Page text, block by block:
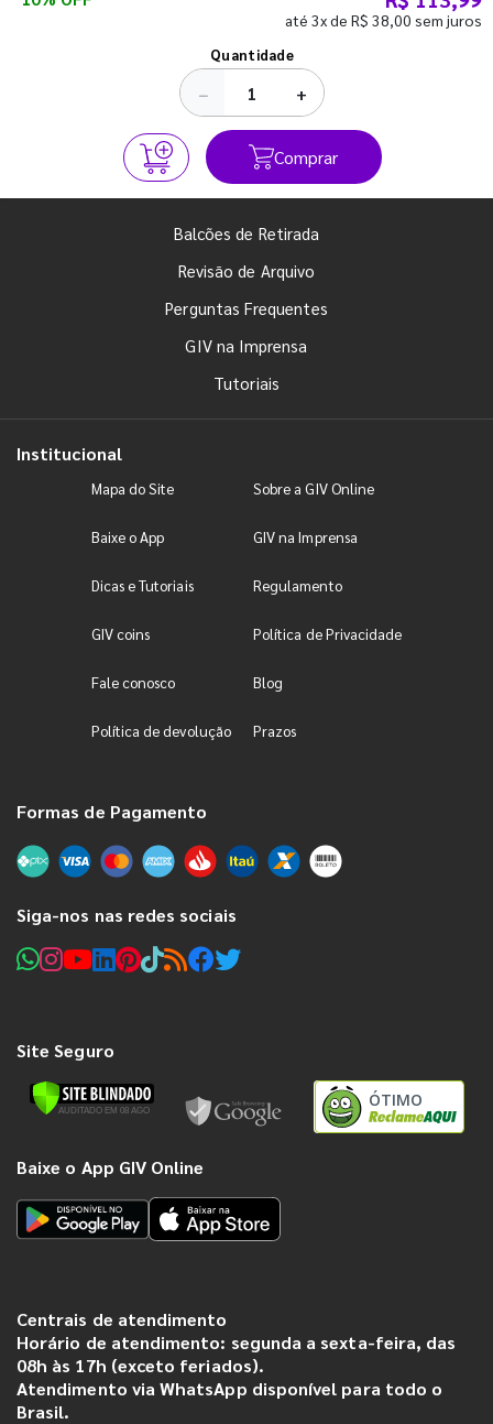
até 3x de R$ 38,00 sem juros
Quantidade
− +
Comprar
Balcões de Retirada
Revisão de Arquivo
Perguntas Frequentes
GIV na Imprensa
Tutoriais
Institucional
Mapa do Site Sobre a GIV Online
Baixe o App GIV na Imprensa
Dicas e Tutoriais Regulamento
GIV coins Política de Privacidade
Fale conosco Blog
Política de devolução Prazos
Formas de Pagamento
Siga-nos nas redes sociais
Site Seguro
ÓTIMO
Baixe o App GIV Online
Centrais de atendimento
Horário de atendimento: segunda a sexta-feira, das
08h às 17h (exceto feriados).
Atendimento via WhatsApp disponível para todo o
Brasil.